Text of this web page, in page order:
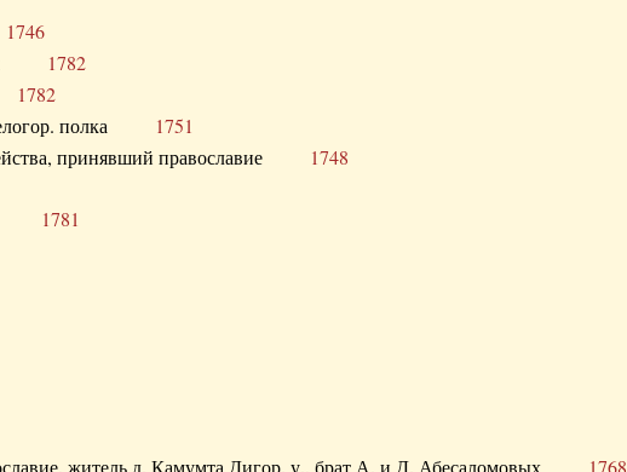
1746
1782
1782
полка 1751
принявший православие 1748
1781
житель д. Камумта Дигор. у., брат А. и Д. Абесаломовых 1768